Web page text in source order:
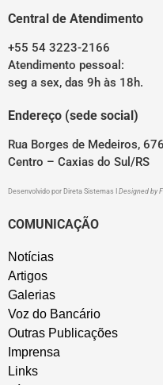
Central de Atendimento
+55 54 3223-2166
Atendimento pessoal:
seg a sex, das 9h às 18h.
Endereço (sede social)
Rua Borges de Medeiros, 676
Centro – Caxias do Sul/RS
Desenvolvido por Direta Sistemas Designed by
COMUNICAÇÃO
Notícias
Artigos
Galerias
Voz do Bancário
Outras Publicações
Imprensa
Links